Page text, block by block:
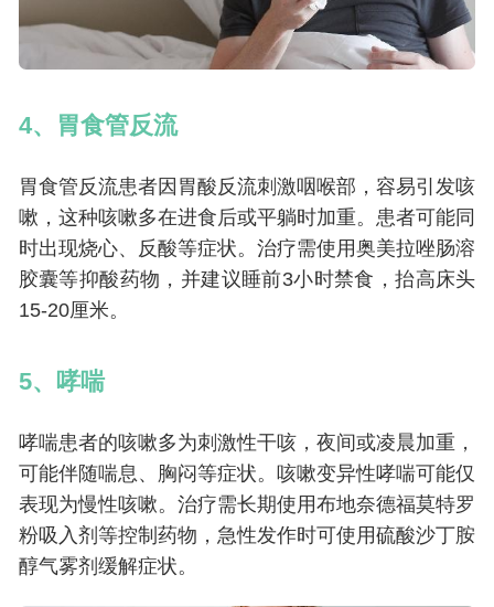
4、胃食管反流
胃食管反流患者因胃酸反流刺激咽喉部，容易引发咳
嗽，这种咳嗽多在进食后或平躺时加重。患者可能同
时出现烧心、反酸等症状。治疗需使用奥美拉唑肠溶
胶囊等抑酸药物，并建议睡前3小时禁食，抬高床头
15-20厘米。
5、哮喘
哮喘患者的咳嗽多为刺激性干咳，夜间或凌晨加重，
可能伴随喘息、胸闷等症状。咳嗽变异性哮喘可能仅
表现为慢性咳嗽。治疗需长期使用布地奈德福莫特罗
粉吸入剂等控制药物，急性发作时可使用硫酸沙丁胺
醇气雾剂缓解症状。